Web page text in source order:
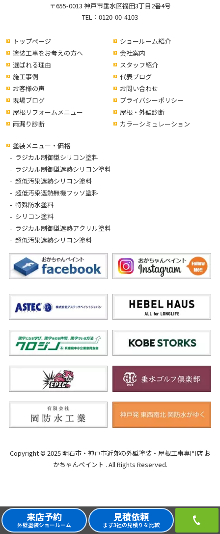
〒655-0013 神戸市垂水区福田3丁目2番4号
TEL： 0120-00-4103
トップページ
塗装工事をお考えの方へ
選ばれる理由
ショールーム紹介
会社案内
スタッフ紹介
施工事例
お客様の声
現場ブログ
代表ブログ
お問い合わせ
プライバシーポリシー
屋根リフォームメニュー
雨漏り診断
屋根・外壁診断
カラーシミュレーション
塗装メニュー・価格
ラジカル制御型シリコン塗料
ラジカル制御型遮熱シリコン塗料
超低汚染遮熱シリコン塗料
超低汚染遮熱無機フッソ塗料
特殊防水塗料
シリコン塗料
ラジカル制御型遮熱アクリル塗料
超低汚染遮熱シリコン塗料
Copyright © 2025 明石市・神戸市近郊の外壁塗装・屋根工事専門店 お
かちゃんペイント . All Rights Reserved.
来店予約
外壁塗装ショールーム
見積依頼
まず3社の見積りを比較